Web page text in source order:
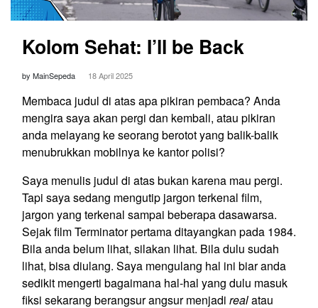
Kolom Sehat: I’ll be Back
by MainSepeda 18 April 2025
Membaca judul di atas apa pikiran pembaca? Anda
mengira saya akan pergi dan kembali, atau pikiran
anda melayang ke seorang berotot yang balik-balik
menubrukkan mobilnya ke kantor polisi?
Saya menulis judul di atas bukan karena mau pergi.
Tapi saya sedang mengutip jargon terkenal film,
jargon yang terkenal sampai beberapa dasawarsa.
Sejak film Terminator pertama ditayangkan pada 1984.
Bila anda belum lihat, silakan lihat. Bila dulu sudah
lihat, bisa diulang. Saya mengulang hal ini biar anda
sedikit mengerti bagaimana hal-hal yang dulu masuk
fiksi sekarang berangsur angsur menjadi realatau